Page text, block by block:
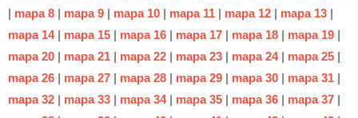
mapa 8 mapa 9 mapa 10 mapa 11 mapa 12 mapa 13
mapa 14| mapa 15 mapa 16 mapa 17 mapa 18 mapa 19
mapa 20
mapa 21 mapa 22 mapa 23 mapa 24| mapa 25
mapa 26
mapa 27 mapa 28 mapa 29 mapa 30 mapa 31
mapa 32
mapa 33 mapa 34| mapa 35 mapa 36 mapa 37